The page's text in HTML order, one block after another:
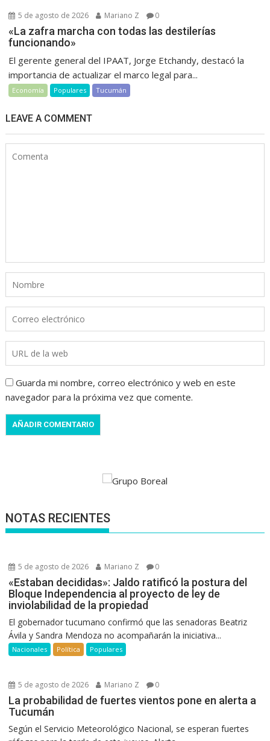
5 de agosto de 2026 Mariano Z 0
«La zafra marcha con todas las destilerías
funcionando»
El gerente general del IPAAT, Jorge Etchandy, destacó la
importancia de actualizar el marco legal para...
Economía Populares Tucumán
LEAVE A COMMENT
Guarda mi nombre, correo electrónico y web en este
navegador para la próxima vez que comente.
NOTAS RECIENTES
5 de agosto de 2026 Mariano Z 0
«Estaban decididas»: Jaldo ratificó la postura del
Bloque Independencia al proyecto de ley de
inviolabilidad de la propiedad
El gobernador tucumano confirmó que las senadoras Beatriz
Ávila y Sandra Mendoza no acompañarán la iniciativa...
Nacionales Política Populares
5 de agosto de 2026 Mariano Z 0
La probabilidad de fuertes vientos pone en alerta a
Tucumán
Según el Servicio Meteorológico Nacional, se esperan fuertes